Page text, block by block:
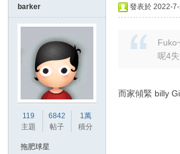
barker
119
主題
6842
帖子
1萬
積分
拖肥球星
發表於 2022-
呢4
而家傾緊 billy